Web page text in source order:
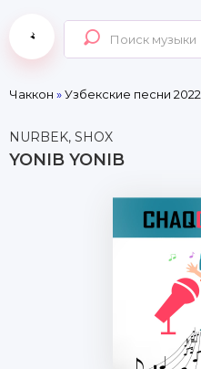
Чаккон »Узбекские песни 2022
NURBEK, SHOX
YONIB YONIB